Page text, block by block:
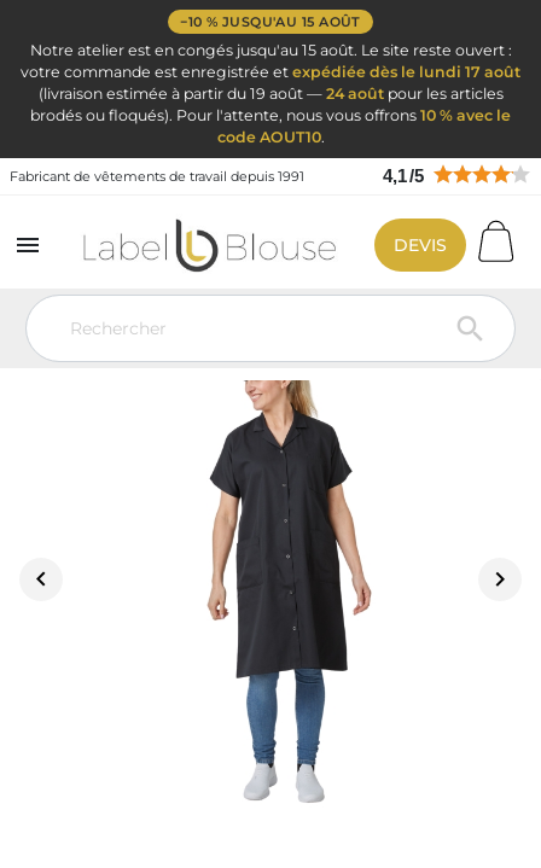
−10 % JUSQU'AU 15 AOÛT
Notre atelier est en congés jusqu'au 15 août. Le site reste ouvert :
votre commande est enregistrée et expédiée dès le lundi 17 août
(livraison estimée à partir du 19 août — 24 aoûtpour les articles
brodés ou floqués). Pour l'attente, nous vous offrons 10 % avec le
code AOUT10.
Fabricant de vêtements de travail depuis 1991 4,1/5


DEVIS
Vêtement de travail Vêtement de travail
Blouse de travail industrie
 